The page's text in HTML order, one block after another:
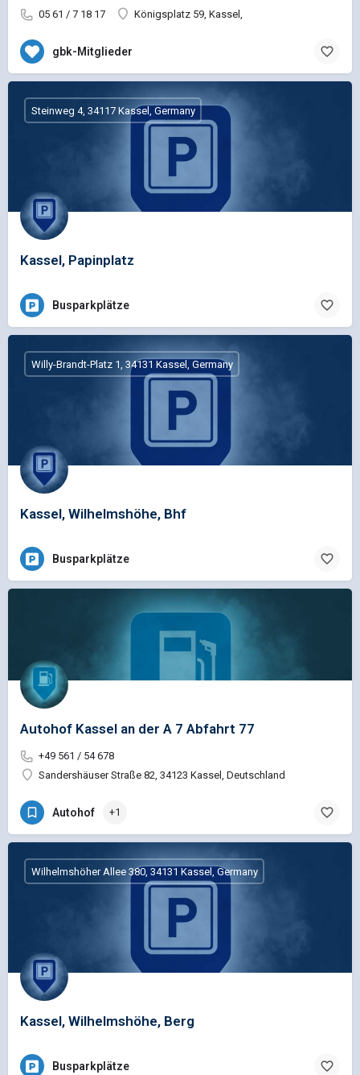
05 61 / 7 18 17 Königsplatz 59, Kassel,
gbk-Mitglieder
Kassel, Papinplatz
Steinweg 4, 34117 Kassel, Germany
Busparkplätze
Kassel, Wilhelmshöhe, Bhf
Willy-Brandt-Platz 1, 34131 Kassel, Germany
Busparkplätze
Autohof Kassel an der A 7 Abfahrt 77
+49 561 / 54 678
Sandershäuser Straße 82, 34123 Kassel, Deutschland
Autohof +1
Kassel, Wilhelmshöhe, Berg
Wilhelmshöher Allee 380, 34131 Kassel, Germany
Busparkplätze